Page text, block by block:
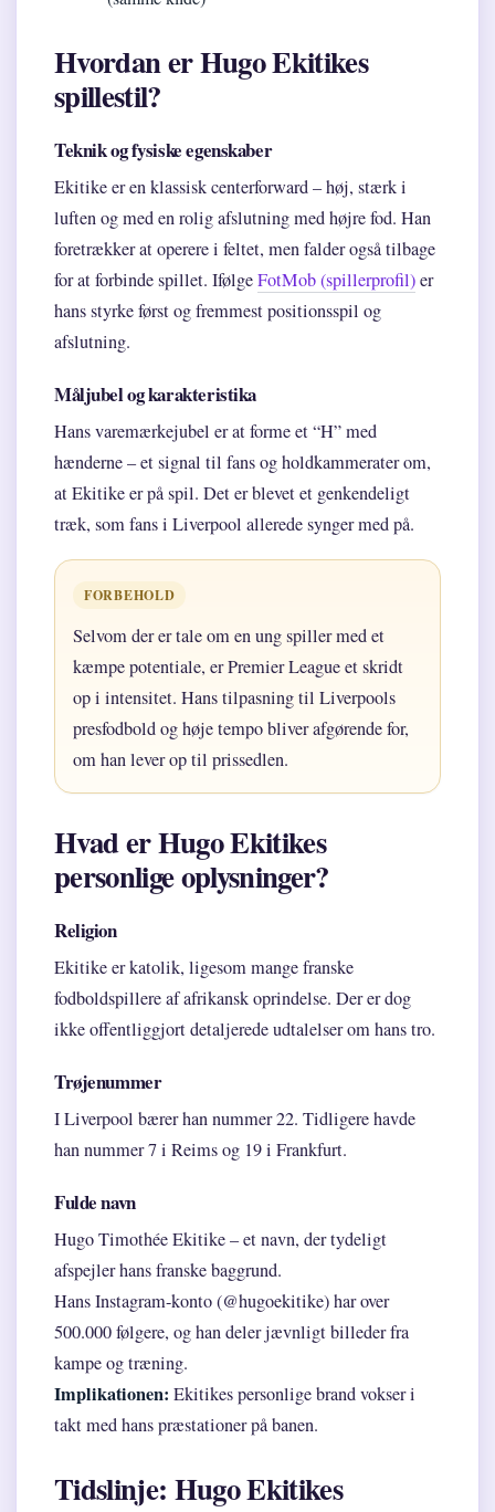
Hvordan er Hugo Ekitikes
spillestil?
Teknik og fysiske egenskaber
Ekitike er en klassisk centerforward – høj, stærk i
luften og med en rolig afslutning med højre fod. Han
foretrækker at operere i feltet, men falder også tilbage
for at forbinde spillet. IfølgeFotMob (spillerprofil)er
hans styrke først og fremmest positionsspil og
afslutning.
Måljubel og karakteristika
Hans varemærkejubel er at forme et “H” med
hænderne – et signal til fans og holdkammerater om,
at Ekitike er på spil. Det er blevet et genkendeligt
træk, som fans i Liverpool allerede synger med på.
FORBEHOLD
Selvom der er tale om en ung spiller med et
kæmpe potentiale, er Premier League et skridt
op i intensitet. Hans tilpasning til Liverpools
presfodbold og høje tempo bliver afgørende for,
om han lever op til prissedlen.
Hvad er Hugo Ekitikes
personlige oplysninger?
Religion
Ekitike er katolik, ligesom mange franske
fodboldspillere af afrikansk oprindelse. Der er dog
ikke offentliggjort detaljerede udtalelser om hans tro.
Trøjenummer
I Liverpool bærer han nummer 22. Tidligere havde
han nummer 7 i Reims og 19 i Frankfurt.
Fulde navn
Hugo Timothée Ekitike – et navn, der tydeligt
afspejler hans franske baggrund.
Hans Instagram-konto (@hugoekitike) har over
500.000 følgere, og han deler jævnligt billeder fra
kampe og træning.
Implikationen: Ekitikes personlige brand vokser i
takt med hans præstationer på banen.
Tidslinje: Hugo Ekitikes